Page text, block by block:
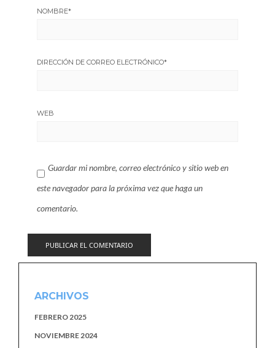
NOMBRE*
DIRECCIÓN DE CORREO ELECTRÓNICO*
WEB
Guardar mi nombre, correo electrónico y sitio web en
este navegador para la próxima vez que haga un
comentario.
ARCHIVOS
FEBRERO 2025
NOVIEMBRE 2024